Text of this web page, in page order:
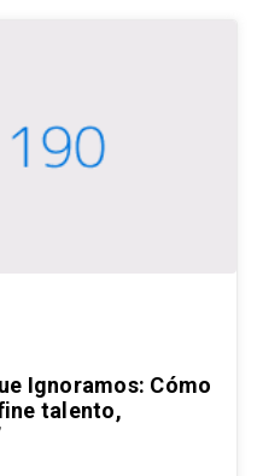
Ignoramos: Cómo
talento,